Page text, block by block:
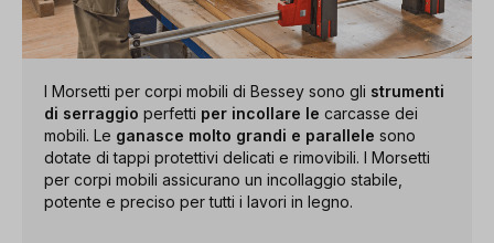
I Morsetti per corpi mobili di Bessey sono gli strumenti
di serraggio perfetti per incollare le carcasse dei
mobili. Le ganasce molto grandi e parallele sono
dotate di tappi protettivi delicati e rimovibili. I Morsetti
per corpi mobili assicurano un incollaggio stabile,
potente e preciso per tutti i lavori in legno.